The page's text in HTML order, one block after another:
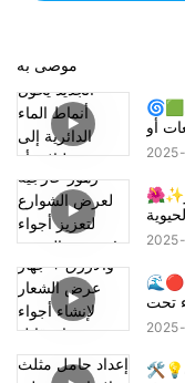
موصى به
🌀🟩مصراع جهاز عرض تموجات الماء الجديد يُحوّل
أو
2025
🌺✨أنماط زهور خارجية لعرض الشوارع لتعزيز
2025
الماء باللونين الأحمر
تحت
2025
🛠️💡كيفية إعداد حامل مثلث لإضاءة محيطية داخلية